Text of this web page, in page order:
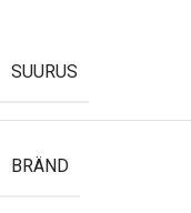
SUURUS
BRÄND